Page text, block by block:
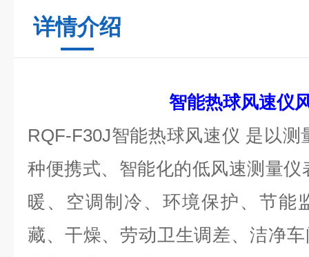
详情介绍
智能热球风速仪
RQF-F30J智能热球风速仪 是以
种便携式、智能化的低风速测量
暖、空调制冷、环境保护、节能
藏、干燥、劳动卫生调差、洁净